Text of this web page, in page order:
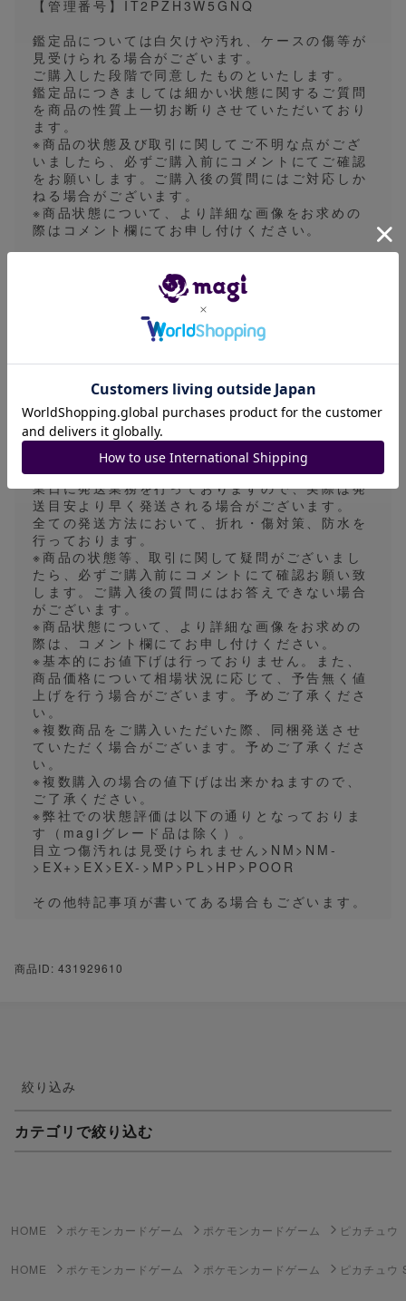
【管理番号】IT2PZH3W5GNQ
鑑定品については白欠けや汚れ、ケースの傷等が
見受けられる場合がございます。
ご購入した段階で同意したものといたします。
鑑定品につきましては細かい状態に関するご質問
を商品の性質上一切お断りさせていただいており
ます。
※商品の状態及び取引に関してご不明な点がござ
いましたら、必ずご購入前にコメントにてご確認
をお願いします。ご購入後の質問にはご対応しか
ねる場合がございます。
※商品状態について、より詳細な画像をお求めの
際はコメント欄にてお申し付けください。
グ画像を使用したイメージ画像を採用している場
合があります。画像表面の一枚の出品時は実物の
鑑定番号とは異なる出品や1edやアンリミなどの
バージョン違いとなる場合があります。細かなご
ださい。
※発送方法は普通郵便、ゆうパケット、ゆうパッ
ク、一般書留のいずれかで行います。基本的には
発送方法の指定は対応しておりませんので、あら
かじめご了承ください。
発送目安は5〜7日になっておりますが、平日の営
業日に発送業務を行っておりますので、実際は発
送目安より早く発送される場合がございます。
全ての発送方法において、折れ・傷対策、防水を
行っております。
※商品の状態等、取引に関して疑問がございまし
たら、必ずご購入前にコメントにて確認お願い致
します。ご購入後の質問にはお答えできない場合
がございます。
※商品状態について、より詳細な画像をお求めの
際は、コメント欄にてお申し付けください。
※基本的にお値下げは行っておりません。また、
商品価格について相場状況に応じて、予告無く値
上げを行う場合がございます。予めご了承くださ
い。
※複数商品をご購入いただいた際、同梱発送させ
ていただく場合がございます。予めご了承くださ
い。
※複数購入の場合の値下げは出来かねますので、
ご了承ください。
※弊社での状態評価は以下の通りとなっておりま
す（magiグレード品は除く）。
目立つ傷汚れは見受けられません>NM>NM-
>EX+>EX>EX->MP>PL>HP>POOR
その他特記事項が書いてある場合もございます。
商品ID: 431929610
絞り込み
カテゴリで絞り込む
HOME ポケモンカードゲーム ポケモンカードゲーム ピカチュウ
HOME ポケモンカードゲーム ポケモンカードゲーム ピカチュウ